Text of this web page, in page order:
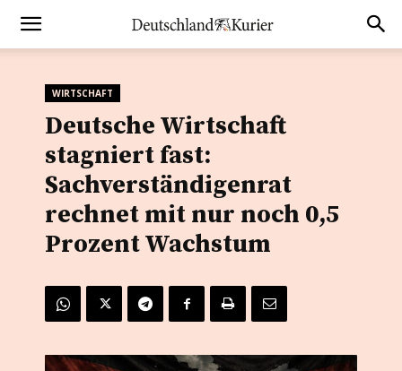
WIRTSCHAFT
Deutsche Wirtschaft
stagniert fast:
Sachverständigenrat
rechnet mit nur noch 0,5
Prozent Wachstum